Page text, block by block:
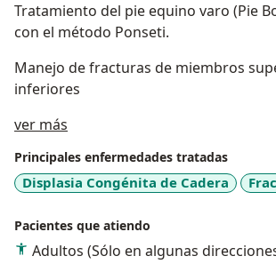
Tratamiento del pie equino varo (Pie
con el método Ponseti.
Manejo de fracturas de miembros
inferiores
ver más
Principales enfermedades tratadas
Displasia Congénita de Cadera
Pacientes que atiendo
Adultos (Sólo en algunas